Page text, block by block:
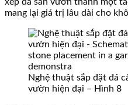
mang lại giá trị lâu dài cho
Nghệ thuật sắp đặt đá
vườn hiện đại – Hình 8